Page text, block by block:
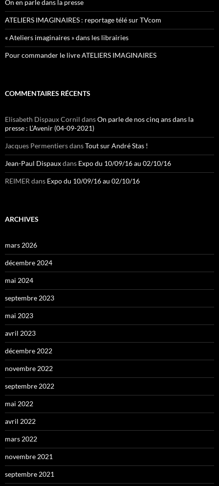
On en parle dans la presse
ATELIERS IMAGINAIRES : reportage télé sur TVcom
« Ateliers imaginaires » dans les librairies
Pour commander le livre ATELIERS IMAGINAIRES
COMMENTAIRES RÉCENTS
Elisabeth Dispaux Cornil dansOn parle de nos cinq ans dans la
presse : L’Avenir (04-09-2021)
Jacques PermentiersdansTout sur André Stas !
Jean-Paul Dispauxdans Expo du 10/09/16 au 02/10/16
REIMER dans Expo du 10/09/16 au 02/10/16
ARCHIVES
mars 2026
décembre 2024
mai 2024
septembre 2023
mai 2023
avril 2023
décembre 2022
novembre 2022
septembre 2022
mai 2022
avril 2022
mars 2022
novembre 2021
septembre 2021